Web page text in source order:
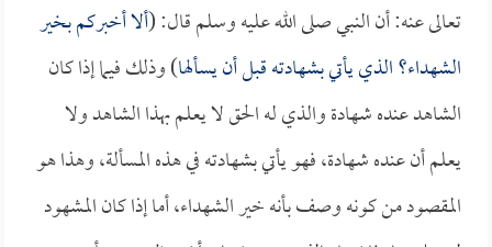
تعالى عنه: أن النبي صلى الله عليه وسلم قال: (ألا أخبركم بخير
الشهداء؟ الذي يأتي بشهادته قبل أن يسألها) وذلك فيما إذا كان
الشاهد عنده شهادة والذي له الحق لا يعلم بهذا الشاهد ولا
يعلم أن عنده شهادة، فهو يأتي بشهادته في هذه المسألة، وهذا هو
المقصود من كونه وصف بأنه خير الشهداء، أما إذا كان المشهود